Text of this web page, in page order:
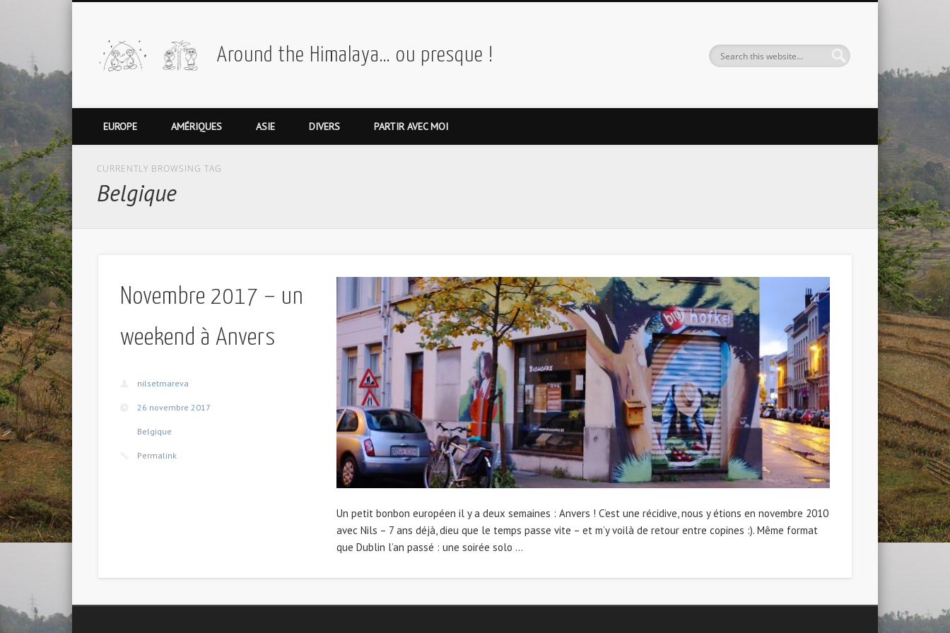
Around the Himalaya… ou presque !
EUROPE AMÉRIQUES ASIE DIVERS PARTIR AVEC MOI
CURRENTLY BROWSING TAG
Belgique
Novembre 2017 – un
weekend à Anvers
nilsetmareva
26 novembre 2017
Belgique
Permalink
Un petit bonbon européen il y a deux semaines : Anvers ! C’est une récidive, nous y étions en novembre 2010
avec Nils – 7 ans déjà, dieu que le temps passe vite – et m’y voilà de retour entre copines :). Même format
que Dublin l’an passé : une soirée solo …